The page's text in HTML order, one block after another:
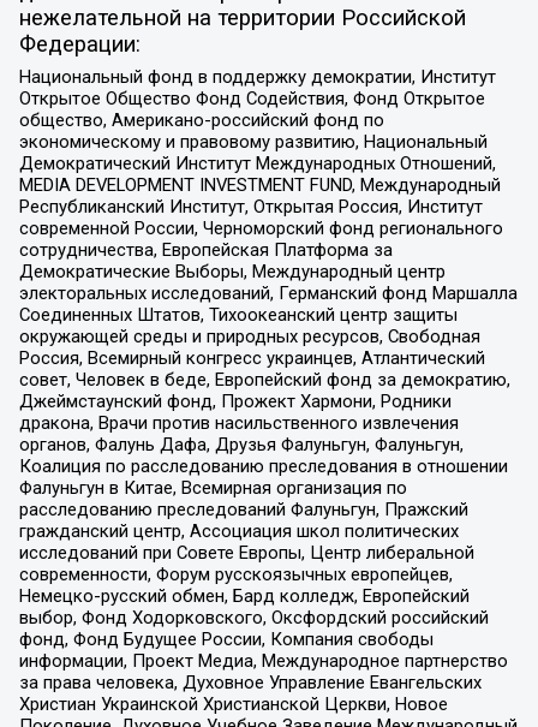
нежелательной на территории Российской
Федерации:
Национальный фонд в поддержку демократии, Институт
Открытое Общество Фонд Содействия, Фонд Открытое
общество, Американо-российский фонд по
экономическому и правовому развитию, Национальный
Демократический Институт Международных Отношений,
MEDIA DEVELOPMENT INVESTMENT FUND, Международный
Республиканский Институт, Открытая Россия, Институт
современной России, Черноморский фонд регионального
сотрудничества, Европейская Платформа за
Демократические Выборы, Международный центр
электоральных исследований, Германский фонд Маршалла
Соединенных Штатов, Тихоокеанский центр защиты
окружающей среды и природных ресурсов, Свободная
Россия, Всемирный конгресс украинцев, Атлантический
совет, Человек в беде, Европейский фонд за демократию,
Джеймстаунский фонд, Прожект Хармони, Родники
дракона, Врачи против насильственного извлечения
органов, Фалунь Дафа, Друзья Фалуньгун, Фалуньгун,
Коалиция по расследованию преследования в отношении
Фалуньгун в Китае, Всемирная организация по
расследованию преследований Фалуньгун, Пражский
гражданский центр, Ассоциация школ политических
исследований при Совете Европы, Центр либеральной
современности, Форум русскоязычных европейцев,
Немецко-русский обмен, Бард колледж, Европейский
выбор, Фонд Ходорковского, Оксфордский российский
фонд, Фонд Будущее России, Компания свободы
информации, Проект Медиа, Международное партнерство
за права человека, Духовное Управление Евангельских
Христиан Украинской Христианской Церкви, Новое